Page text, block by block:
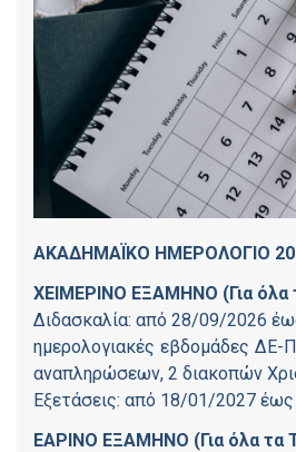
ΑΚΑΔΗΜΑΪΚΟ ΗΜΕΡΟΛΟΓΙΟ
ΧΕΙΜΕΡΙΝΟ ΕΞΑΜΗΝΟ (Για όλα
Διδασκαλία: από 28/09/2026
ημερολογιακές εβδομάδες ΔΕ-
αναπληρώσεων, 2 διακοπών
Εξετάσεις: από 18/01/2027
ΕΑΡΙΝΟ ΕΞΑΜΗΝΟ (Για όλα τα